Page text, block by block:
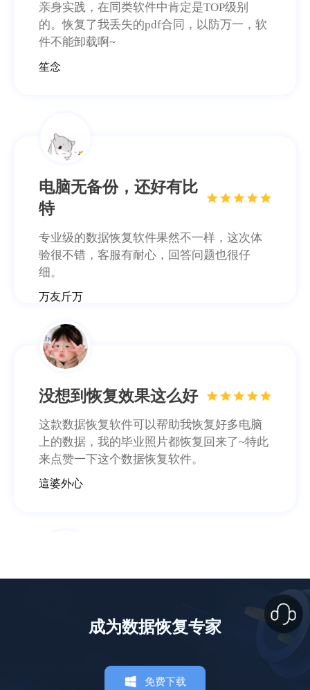
亲身实践，在同类软件中肯定是TOP级别
的。恢复了我丢失的pdf合同，以防万一，软
件不能卸载啊~
笙念
电脑无备份，还好有比
特
专业级的数据恢复软件果然不一样，这次体
验很不错，客服有耐心，回答问题也很仔
细。
万友斤万
没想到恢复效果这么好
这款数据恢复软件可以帮助我恢复好多电脑
上的数据，我的毕业照片都恢复回来了~特此
来点赞一下这个数据恢复软件。
這婆外心
软件功能很齐全，不管是照片还是文档都能
成为数据恢复专家
免费下载